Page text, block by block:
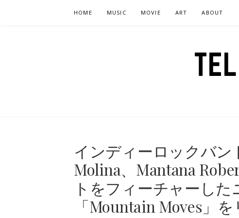
HOME MUSIC MOVIE ART ABOUT
インディーロックバン
Molina、Mantana
トをフィーチャーし
「Mountain Moves」